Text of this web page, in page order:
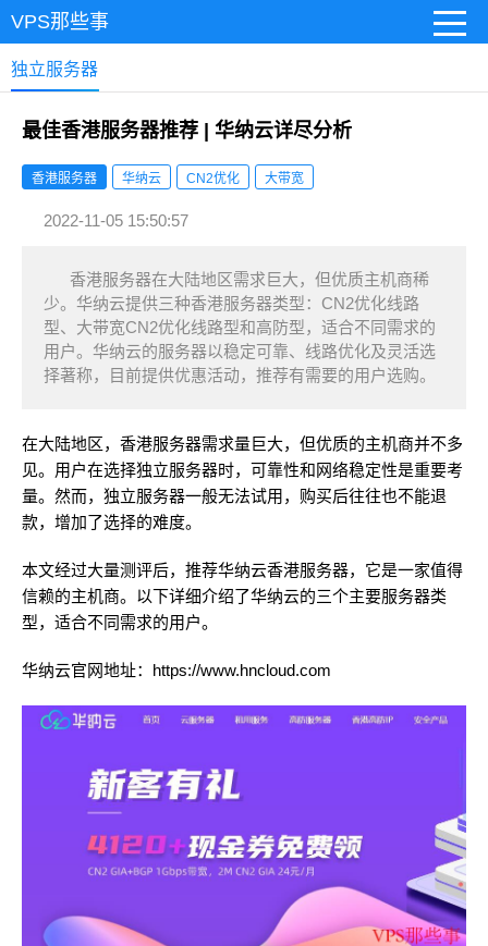
VPS那些事
独立服务器
最佳香港服务器推荐 | 华纳云详尽分析
香港服务器 华纳云 CN2优化 大带宽
2022-11-05 15:50:57
香港服务器在大陆地区需求巨大，但优质主机商稀
少。华纳云提供三种香港服务器类型：CN2优化线路
型、大带宽CN2优化线路型和高防型，适合不同需求的
用户。华纳云的服务器以稳定可靠、线路优化及灵活选
择著称，目前提供优惠活动，推荐有需要的用户选购。
在大陆地区，香港服务器需求量巨大，但优质的主机商并不多
见。用户在选择独立服务器时，可靠性和网络稳定性是重要考
量。然而，独立服务器一般无法试用，购买后往往也不能退
款，增加了选择的难度。
本文经过大量测评后，推荐华纳云香港服务器，它是一家值得
信赖的主机商。以下详细介绍了华纳云的三个主要服务器类
型，适合不同需求的用户。
华纳云官网地址： https://www.hncloud.com